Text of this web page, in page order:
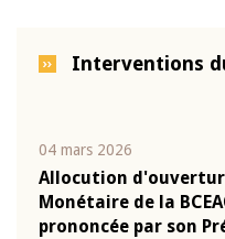
Interventions
04 mars 2026
Allocution
Monétaire de la
prononcée par son